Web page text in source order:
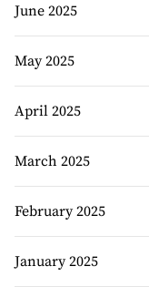
June 2025
May 2025
April 2025
March 2025
February 2025
January 2025